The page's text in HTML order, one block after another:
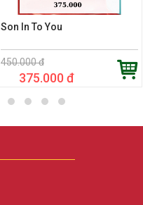
Son In To You
450.000 đ
375.000 đ